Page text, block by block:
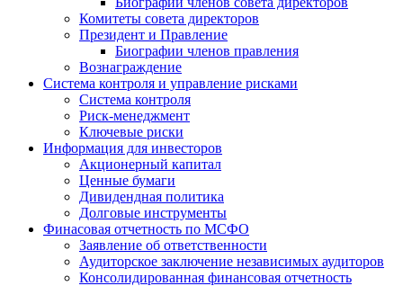
Комитеты совета директоров
Президент и Правление
Биографии членов правления
Вознаграждение
Система контроля и управление рисками
Система контроля
Риск-менеджмент
Ключевые риски
Информация для инвесторов
Акционерный капитал
Ценные бумаги
Дивидендная политика
Долговые инструменты
Финасовая отчетность по МСФО
Заявление об ответственности
Аудиторское заключение независимых аудиторов
Консолидированная финансовая отчетность